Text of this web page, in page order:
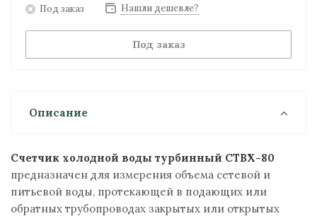
Под заказ Нашли дешевле?
Под заказ
Описание
Счетчик холодной воды турбинный СТВХ-80
предназначен для измерения объема сетевой и
питьевой воды, протекающей в подающих или
обратных трубопроводах закрытых или открытых